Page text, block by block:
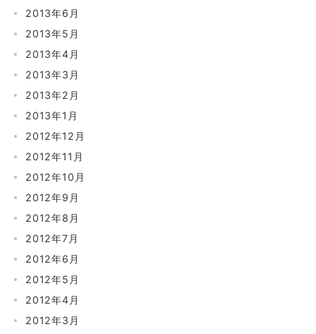
2013年6月
2013年5月
2013年4月
2013年3月
2013年2月
2013年1月
2012年12月
2012年11月
2012年10月
2012年9月
2012年8月
2012年7月
2012年6月
2012年5月
2012年4月
2012年3月